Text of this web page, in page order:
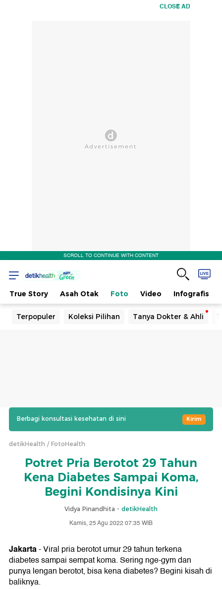
CLOSE AD
SCROLL TO CONTINUE WITH CONTENT
True Story Asah Otak Foto Video Infografis
Terpopuler Koleksi Pilihan Tanya Dokter & Ahli
Berbagi konsultasi kesehatan di sini Kirim
detikHealth FotoHealth
Potret Pria Berotot 29 Tahun
Kena Diabetes Sampai Koma,
Begini Kondisinya Kini
Vidya Pinandhita - detikHealth
Kamis, 25 Agu 2022 07:35 WIB
Jakarta- Viral pria berotot umur 29 tahun terkena
diabetes sampai sempat koma. Sering nge-gym dan
punya lengan berotot, bisa kena diabetes? Begini kisah di
baliknya.